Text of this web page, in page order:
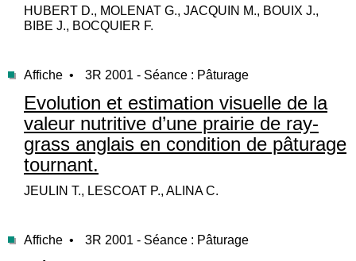
HUBERT D., MOLENAT G., JACQUIN M., BOUIX J.,
BIBE J., BOCQUIER F.
Affiche • 3R 2001 - Séance : Pâturage
Evolution et estimation visuelle de la
valeur nutritive d’une prairie de ray-
grass anglais en condition de pâturage
tournant.
JEULIN T., LESCOAT P., ALINA C.
Affiche • 3R 2001 - Séance : Pâturage